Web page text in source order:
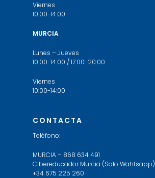
Viernes
10:00-14:00
MURCIA
Lunes – Jueves
10:00-14:00 / 17:00-20:00
Viernes
10:00-14:00
CONTACTA
Teléfono:
MURCIA – 868 634 491
Cibereducador Murcia (Solo Wahtsapp)
+34 675 225 260